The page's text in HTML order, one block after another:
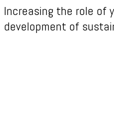
Increasing the role of
development of